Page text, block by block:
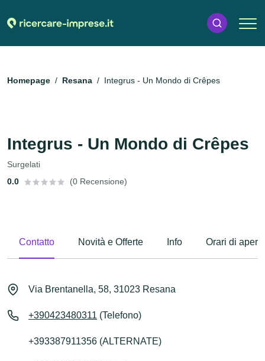
Homepage Resana Integrus - Un Mondo di Crêpes
Integrus - Un Mondo di Crêpes
Surgelati
0.0
(0 Recensione)
Contatto Novità e Offerte Info Orari di
Via Brentanella, 58, 31023 Resana
+390423480311 (Telefono)
+393387911356 (ALTERNATE)